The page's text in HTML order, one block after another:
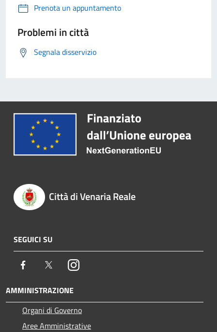
Prenota un appuntamento
Problemi in città
Segnala disservizio
Città di Venaria Reale
SEGUICI SU
Facebook TwitterInstagram
AMMINISTRAZIONE
Organi di Governo
Aree Amministrative